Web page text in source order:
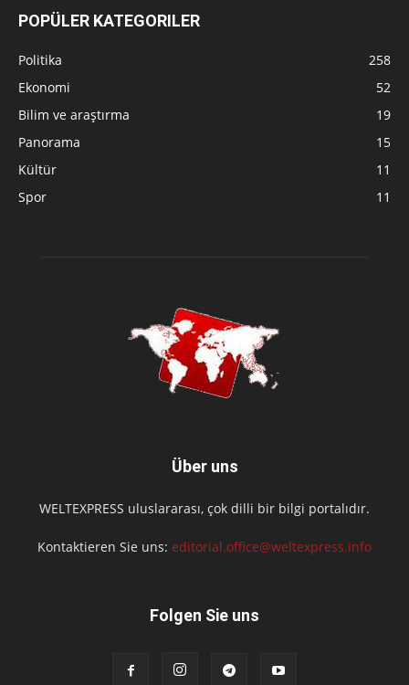
POPÜLER KATEGORILER
Politika
258
Ekonomi
52
Bilim ve araştırma
19
Panorama
15
Kültür
11
Spor
11
Über uns
WELTEXPRESS uluslararası, çok dilli bir bilgi portalıdır.
Kontaktieren Sie uns: editorial.office@weltexpress.info
Folgen Sie uns